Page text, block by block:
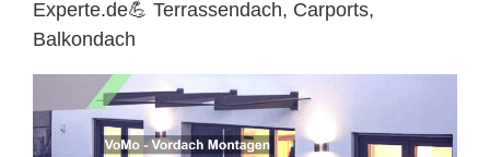
Experte.de💪 Terrassendach, Carports,
Balkondach